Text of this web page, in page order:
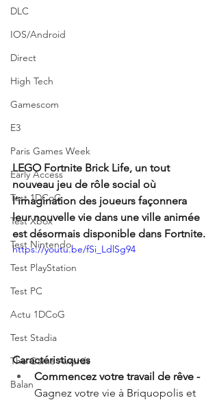
DLC
IOS/Android
Direct
High Tech
Gamescom
E3
Paris Games Week
Early Access
Test 1DCoG
Test Xbox
Test Nintendo
Test PlayStation
Test PC
Actu 1DCoG
Test Stadia
The Game Awards
Balan
LEGO Fortnite Brick Life, un tout
nouveau jeu de rôle social où
l'imagination des joueurs façonnera
leur nouvelle vie dans une ville animée
est désormais disponible dans Fortnite.
https://youtu.be/fSi_LdlSg94
Caractéristiques
Commencez votre travail de rêve -
Gagnez votre vie à Briquopolis et